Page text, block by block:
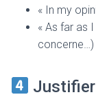
« In my
« As far as
concerne…)